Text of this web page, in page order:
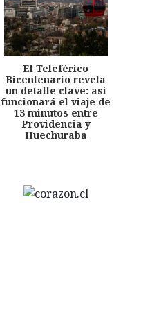
El Teleférico
Bicentenario revela
un detalle clave: así
funcionará el viaje de
13 minutos entre
Providencia y
Huechuraba